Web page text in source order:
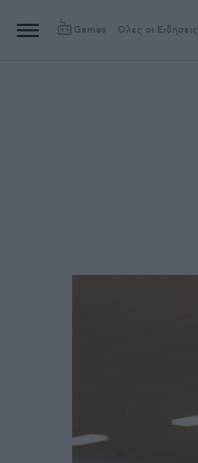
Games Όλες οι Ειδήσεις